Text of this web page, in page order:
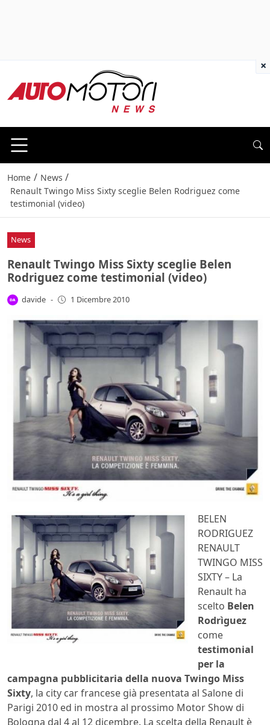
Home / News /
Renault Twingo Miss Sixty sceglie Belen Rodriguez come
testimonial (video)
News
Renault Twingo Miss Sixty sceglie Belen
Rodriguez come testimonial (video)
davide - 1 Dicembre 2010
BELEN
RODRIGUEZ
RENAULT
TWINGO MISS
SIXTY – La
Renault ha
scelto Belen
Rodrìguez
come
testimonial
per la
campagna pubblicitaria della nuova Twingo Miss
Sixty, la city car francese già presentata al Salone di
Parigi 2010 ed in mostra al prossimo Motor Show di
Bologna dal 4 al 12 dicembre. La scelta della Renault è
×